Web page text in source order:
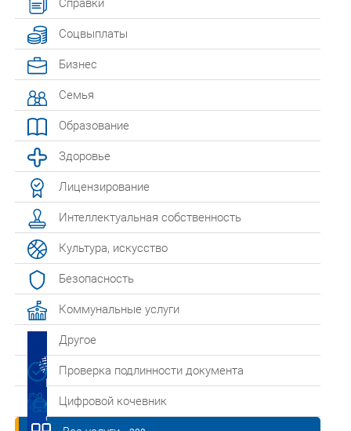
Справки
Соцвыплаты
Бизнес
Семья
Образование
Здоровье
Лицензирование
Интеллектуальная собственность
Культура, искусство
Безопасность
Коммунальные услуги
Другое
Проверка подлинности документа
Цифровой кочевник